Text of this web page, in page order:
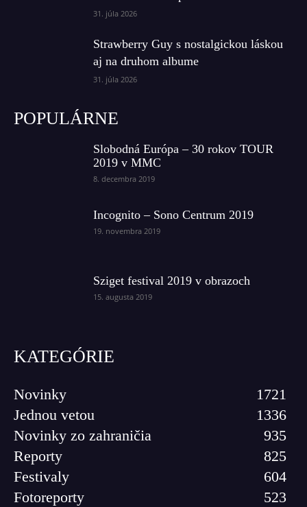
31. júla 2026
Strawberry Guy s nostalgickou láskou
aj na druhom albume
31. júla 2026
POPULÁRNE
Slobodná Európa – 30 rokov TOUR
2019 v MMC
8. decembra 2019
Incognito – Sono Centrum 2019
19. novembra 2019
Sziget festival 2019 v obrazoch
15. augusta 2019
KATEGÓRIE
Novinky
1721
Jednou vetou
1336
Novinky zo zahraničia
935
Reporty
825
Festivaly
604
Fotoreporty
523